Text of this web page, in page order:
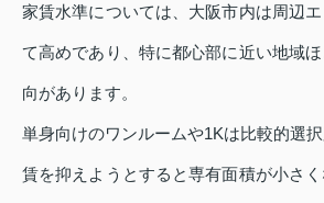
家賃水準については、大阪市内は周辺
て高めであり、特に都心部に近い地域
向があります。
単身向けのワンルームや1Kは比較的選
賃を抑えようとすると専有面積が小さ